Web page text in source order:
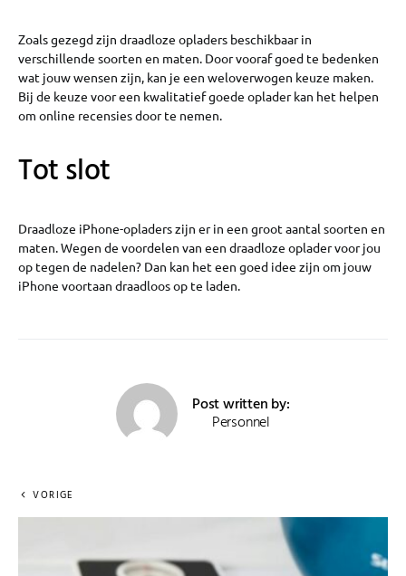
Zoals gezegd zijn draadloze opladers beschikbaar in
verschillende soorten en maten. Door vooraf goed te bedenken
wat jouw wensen zijn, kan je een weloverwogen keuze maken.
Bij de keuze voor een kwalitatief goede oplader kan het helpen
om online recensies door te nemen.
Tot slot
Draadloze iPhone-opladers zijn er in een groot aantal soorten en
maten. Wegen de voordelen van een draadloze oplader voor jou
op tegen de nadelen? Dan kan het een goed idee zijn om jouw
iPhone voortaan draadloos op te laden.
Post written by:
Personnel
VORIGE